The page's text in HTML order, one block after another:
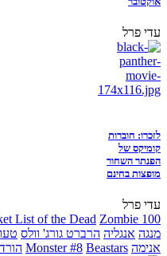
עדי פרל
לזכרו: חוברות
קומיקס של
הפנתר השחור
מופצות בחינם
עדי פרל
List of the Dead Zombie 100
מנגה אנגליה הרברט גורג' וולס
אנימה
Monster #8 Beastars